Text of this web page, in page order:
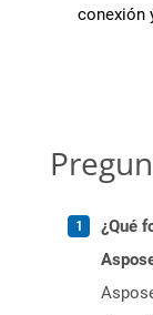
conexión
¿Qué